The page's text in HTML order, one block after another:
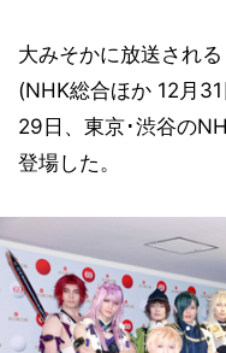
大みそかに放送され
(NHK総合ほか 12月
29日、東京･渋谷の
登場した。